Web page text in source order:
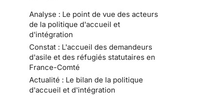
Analyse : Le point de vue des acteurs
de la politique d'accueil et
d'intégration
Constat : L'accueil des demandeurs
d'asile et des réfugiés statutaires en
France-Comté
Actualité : Le bilan de la politique
d'accueil et d'intégration